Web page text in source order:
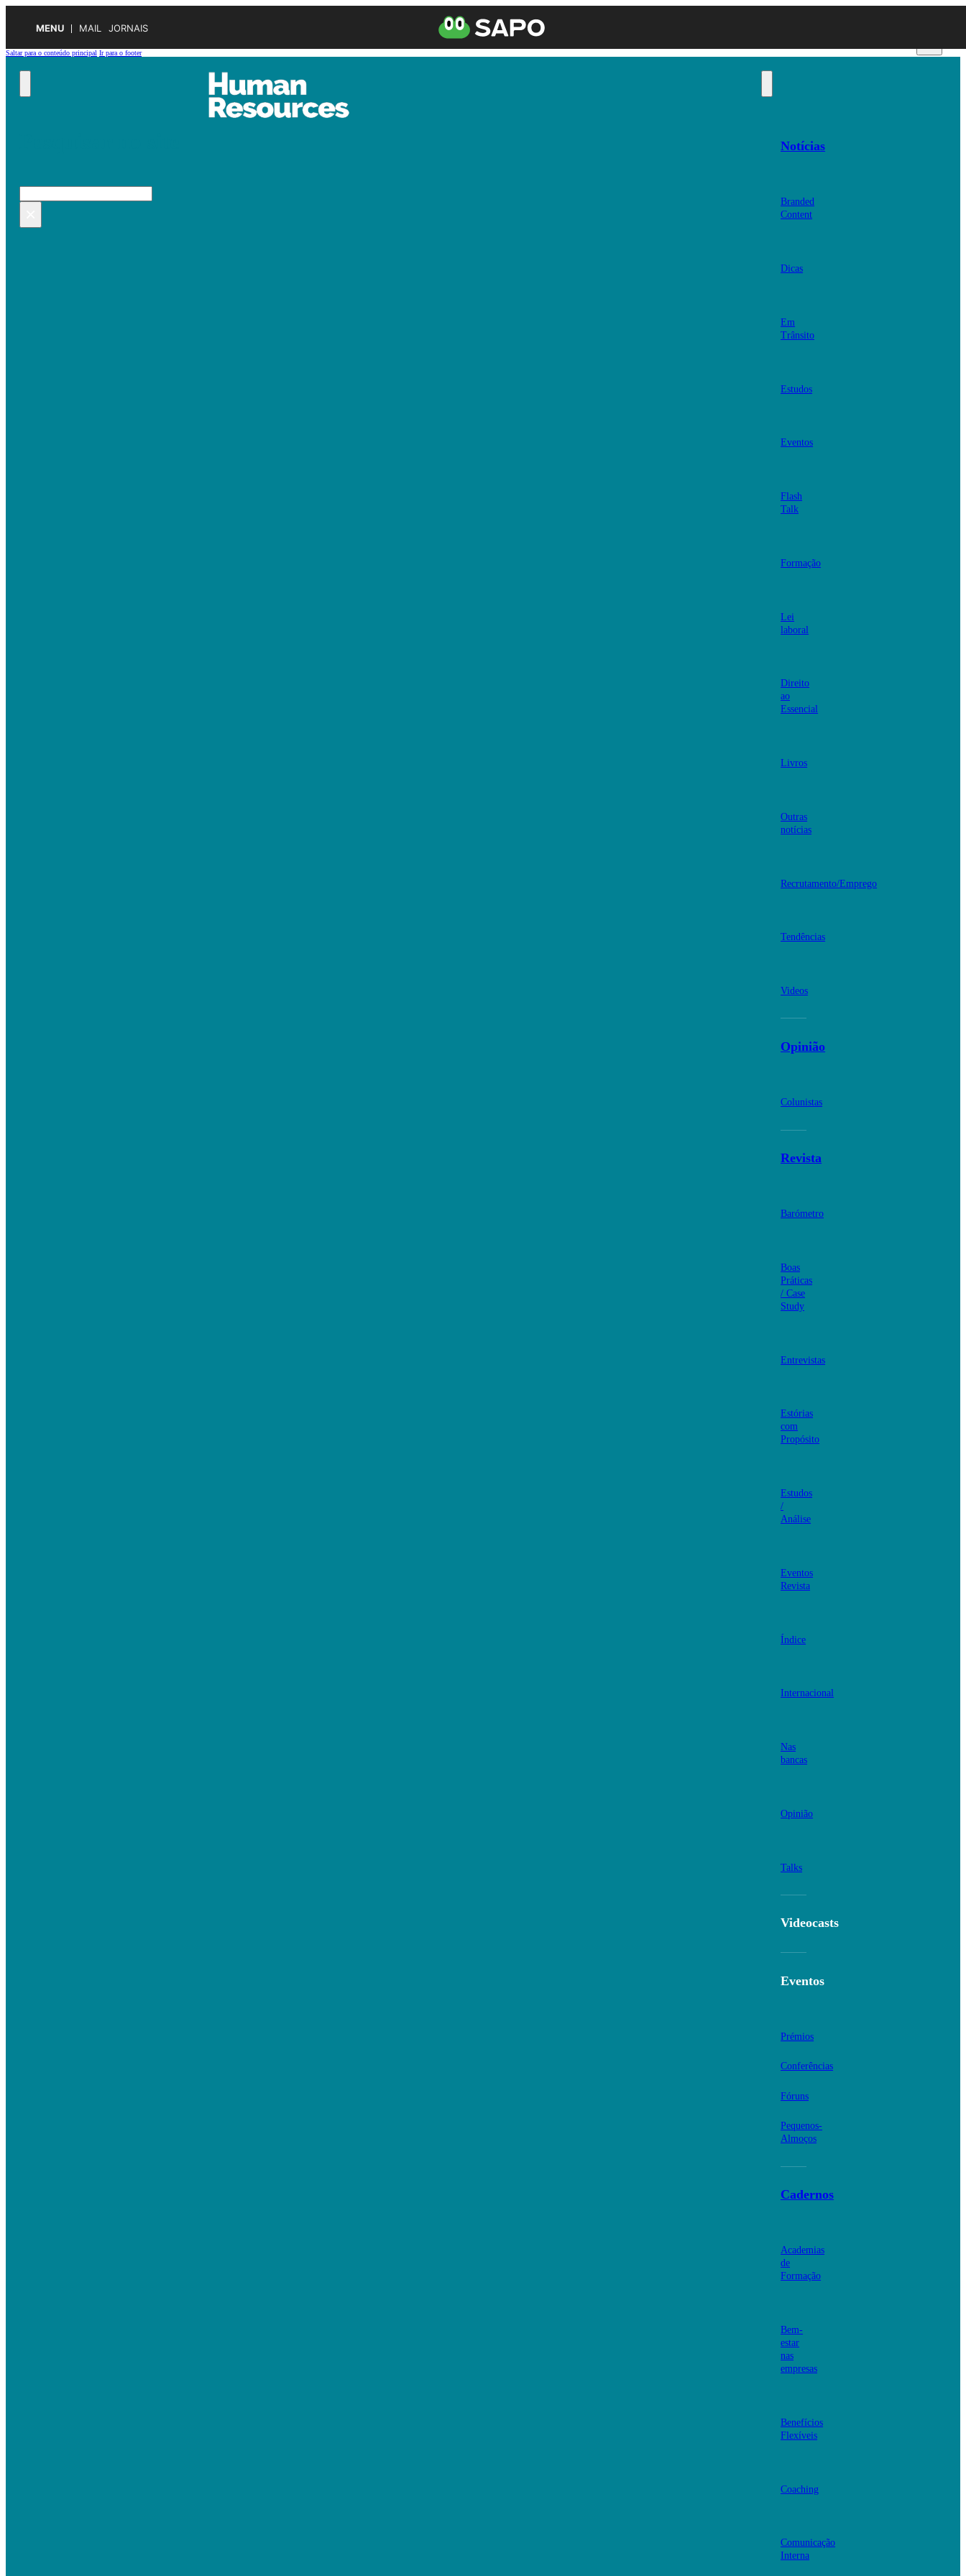
MENU MAIL JORNAIS
Saltar para o conteúdo principal Ir para o footer
Pesquisar
Notícias
Branded
Content
Dicas
Em
Trânsito
Estudos
Eventos
Flash
Talk
Formação
Lei
laboral
Direito
ao
Essencial
Livros
Outras
notícias
Recrutamento/Emprego
Tendências
Videos
Opinião
Colunistas
Revista
Barómetro
Boas
Práticas
/ Case
Study
Entrevistas
Estórias
com
Propósito
Estudos
/
Análise
Eventos
Revista
Índice
Internacional
Nas
bancas
Opinião
Talks
Videocasts
Eventos
Prémios
Conferências
Fóruns
Pequenos-
Almoços
Cadernos
Academias
de
Formação
Bem-
estar
nas
empresas
Benefícios
Flexíveis
Coaching
Comunicação
Interna